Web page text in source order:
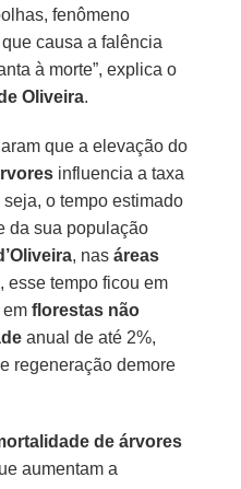
fenômeno
causa a falência
à morte”, explica o
Oliveira.
que a elevação do
influencia a taxa
o tempo estimado
da sua população
, nasáreas
esse tempo ficou em
emflorestas não
anual de até 2%,
regeneração demore
de árvores
aumentam a